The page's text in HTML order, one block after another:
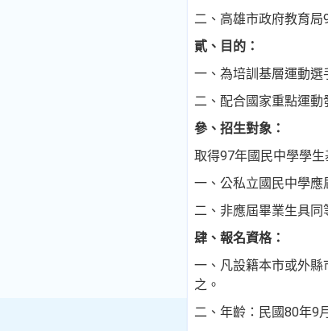
二、高雄市政府教育
貳、 目的：
一、為培訓基層運動選
二、配合國家重點運
參、招生對象：
取得97年國民中學學
一、公私立國民中學應
二、非應屆畢業生具
肆、報名資格：
一、凡設籍本市或外縣
之。
二、 年齡： 民國80年9月